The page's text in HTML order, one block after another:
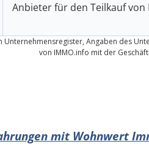
Unternehmensregister, Angaben des
von IMMO.info mit der
Anbieter für den Teilkauf
mit Wohnwert